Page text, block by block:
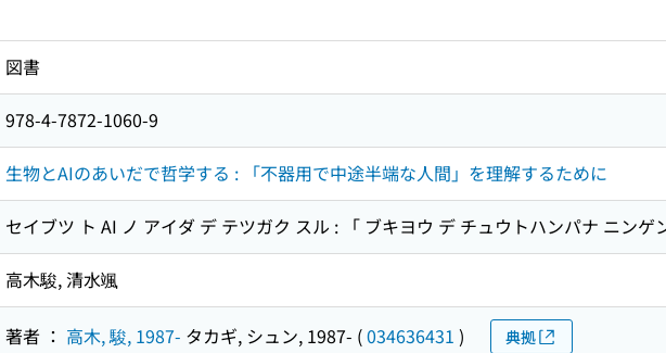
図書
978-4-7872-1060-9
生物とAIのあいだで哲学する : 「不器用で中途半端な人間」を理解するために
セイブツ ト AI ノ アイダ デ テツガク スル : 「 ブキヨウ デ チュウトハンパナ ニンゲ
高木駿, 清水颯
著者 ： 高木, 駿, 1987- タカギ, シュン, 1987- (034636431 ) 典拠